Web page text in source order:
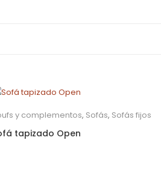
y complementos, Sofás, Sofás fijos
tapizado Open